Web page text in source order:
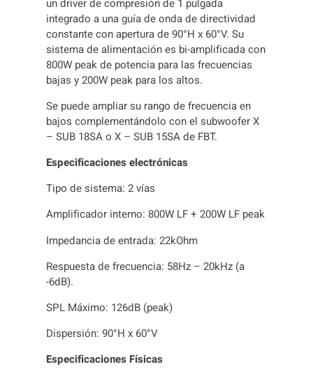
d
a
d
un driver de compresión de 1 pulgada
integrado a una guía de onda de directividad
constante con apertura de 90°H x 60°V. Su
sistema de alimentación es bi-amplificada con
800W peak de potencia para las frecuencias
bajas y 200W peak para los altos.
Se puede ampliar su rango de frecuencia en
bajos complementándolo con el subwoofer X
– SUB 18SA o X – SUB 15SA de FBT.
Especificaciones electrónicas
Tipo de sistema: 2 vías
Amplificador interno: 800W LF + 200W LF peak
Impedancia de entrada: 22kOhm
Respuesta de frecuencia: 58Hz – 20kHz (a
-6dB).
SPL Máximo: 126dB (peak)
Dispersión: 90°H x 60°V
Especificaciones Físicas